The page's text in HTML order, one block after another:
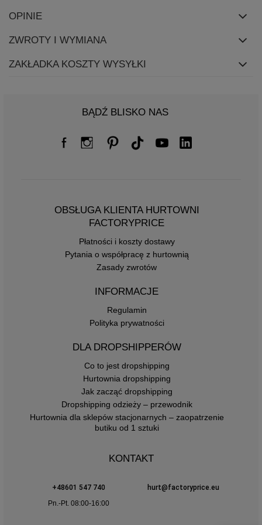
OPINIE
ZWROTY I WYMIANA
ZAKŁADKA KOSZTY WYSYŁKI
BĄDŹ BLISKO NAS
OBSŁUGA KLIENTA HURTOWNI
FACTORYPRICE
Płatności i koszty dostawy
Pytania o współpracę z hurtownią
Zasady zwrotów
INFORMACJE
Regulamin
Polityka prywatności
DLA DROPSHIPPERÓW
Co to jest dropshipping
Hurtownia dropshipping
Jak zacząć dropshipping
Dropshipping odzieży – przewodnik
Hurtownia dla sklepów stacjonarnych – zaopatrzenie
butiku od 1 sztuki
KONTAKT
+48601 547 740
hurt@factoryprice.eu
Pn.-Pt. 08:00-16:00